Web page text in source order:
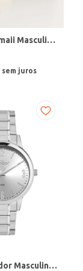
Relógio Mormaii Masculino PRETO
Relógio Condor Masculino PRATA